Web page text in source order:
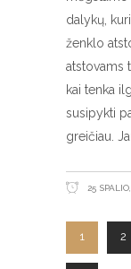
dalykų,
ženklo
atstovams
kai tenka
susipykti
greičiau.
25
1 2